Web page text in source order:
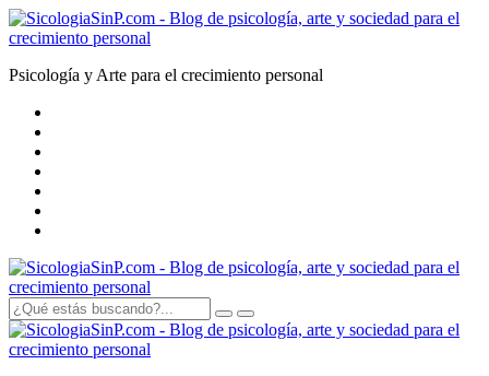
Psicología y Arte para el crecimiento personal